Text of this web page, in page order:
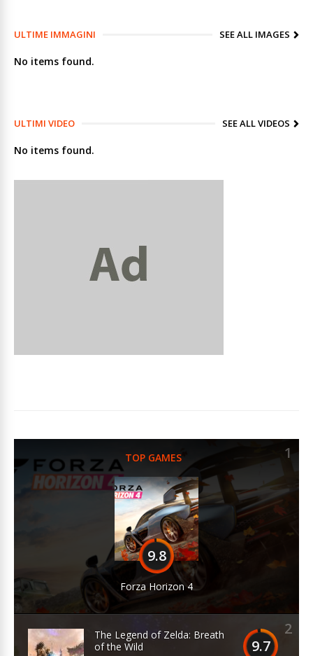
ULTIME IMMAGINI SEE ALL IMAGES
No items found.
ULTIMI VIDEO SEE ALL VIDEOS
No items found.
TOP GAMES 1
9.8
Forza Horizon 4
2
9.7
The Legend of Zelda: Breath
of the Wild